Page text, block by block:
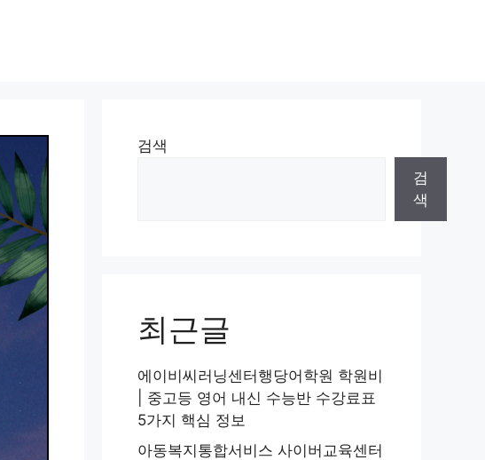
검색
검
색
최근글
에이비씨러닝센터행당어학원 학원비
| 중고등 영어 내신 수능반 수강료표
5가지 핵심 정보
아동복지통합서비스 사이버교육센터